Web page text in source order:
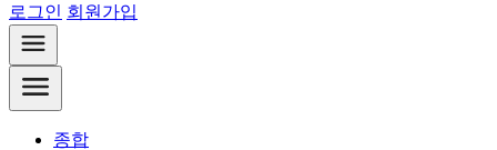
로그인 회원가입
종합